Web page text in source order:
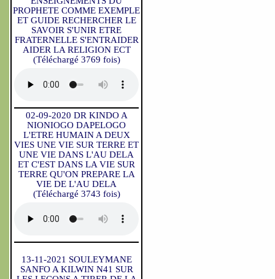
PROPHETE COMME EXEMPLE
ET GUIDE RECHERCHER LE
SAVOIR S'UNIR ETRE
FRATERNELLE S'ENTRAIDER
AIDER LA RELIGION ECT
(Téléchargé 3769 fois)
02-09-2020 DR KINDO A
NIONIOGO DAPELOGO
L'ETRE HUMAIN A DEUX
VIES UNE VIE SUR TERRE ET
UNE VIE DANS L'AU DELA
ET C'EST DANS LA VIE SUR
TERRE QU'ON PREPARE LA
VIE DE L'AU DELA
(Téléchargé 3743 fois)
13-11-2021 SOULEYMANE
SANFO A KILWIN N41 SUR